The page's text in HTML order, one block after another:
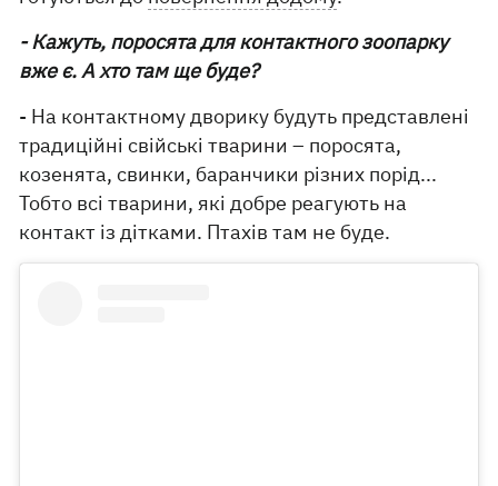
- Кажуть, поросята для контактного зоопарку
вже є. А хто там ще буде?
- На контактному дворику будуть представлені
традиційні свійські тварини – поросята,
козенята, свинки, баранчики різних порід...
Тобто всі тварини, які добре реагують на
контакт із дітками. Птахів там не буде.